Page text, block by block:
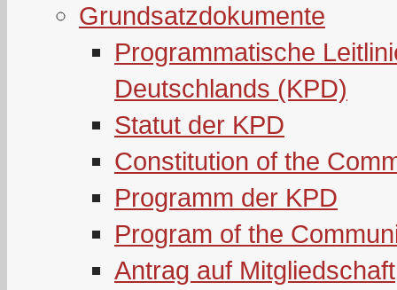
Grundsatzdokumente
Programmatische
Deutschlands (KPD)
Statut der KPD
Constitution of the
Programm der KPD
Program of the
Antrag auf Mitgliedschaft